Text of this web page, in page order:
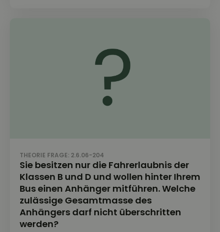
THEORIE FRAGE: 2.6.06-204
Sie besitzen nur die Fahrerlaubnis der
Klassen B und D und wollen hinter Ihrem
Bus einen Anhänger mitführen. Welche
zulässige Gesamtmasse des
Anhängers darf nicht überschritten
werden?